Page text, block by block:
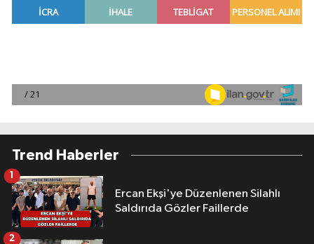
Trend Haberler
Ercan Ekşi'ye Düzenlenen Silahlı
Saldırıda Gözler Faillerde
1
2